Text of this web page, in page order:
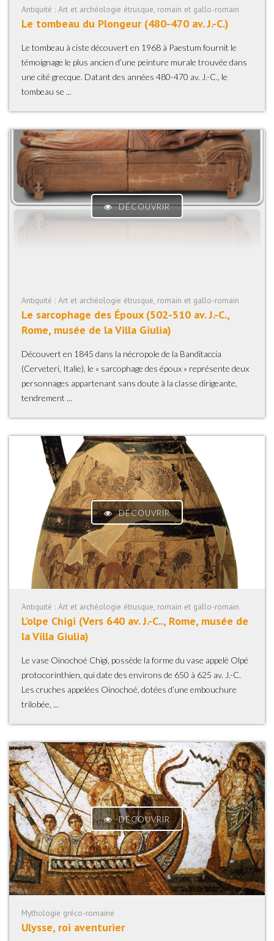
Antiquité : Art et archéologie étrusque, romain et gallo-romain
Le tombeau du Plongeur (480-470 av. J.-C.)
Le tombeau à ciste découvert en 1968 à Paestum fournit le
témoignage le plus ancien d’une peinture murale trouvée dans
une cité grecque. Datant des années 480-470 av. J.-C., le
tombeau se ...
DÉCOUVRIR
Antiquité : Art et archéologie étrusque, romain et gallo-romain
Le sarcophage des Époux (502-510 av. J.-C.,
Rome, musée de la Villa Giulia)
Découvert en 1845 dans la nécropole de la Banditaccia
(Cerveteri, Italie), le « sarcophage des époux » représente deux
personnages appartenant sans doute à la classe dirigeante,
tendrement ...
DÉCOUVRIR
Antiquité : Art et archéologie étrusque, romain et gallo-romain
L’olpe Chigi (Vers 640 av. J.-C.., Rome, musée de
la Villa Giulia)
Le vase Oinochoé Chigi, possède la forme du vase appelé Olpé
protocorinthien, qui date des environs de 650 à 625 av. J.-C.
Les cruches appelées Oinochoé, dotées d’une embouchure
trilobée, ...
DÉCOUVRIR
Mythologie gréco-romaine
Ulysse, roi aventurier